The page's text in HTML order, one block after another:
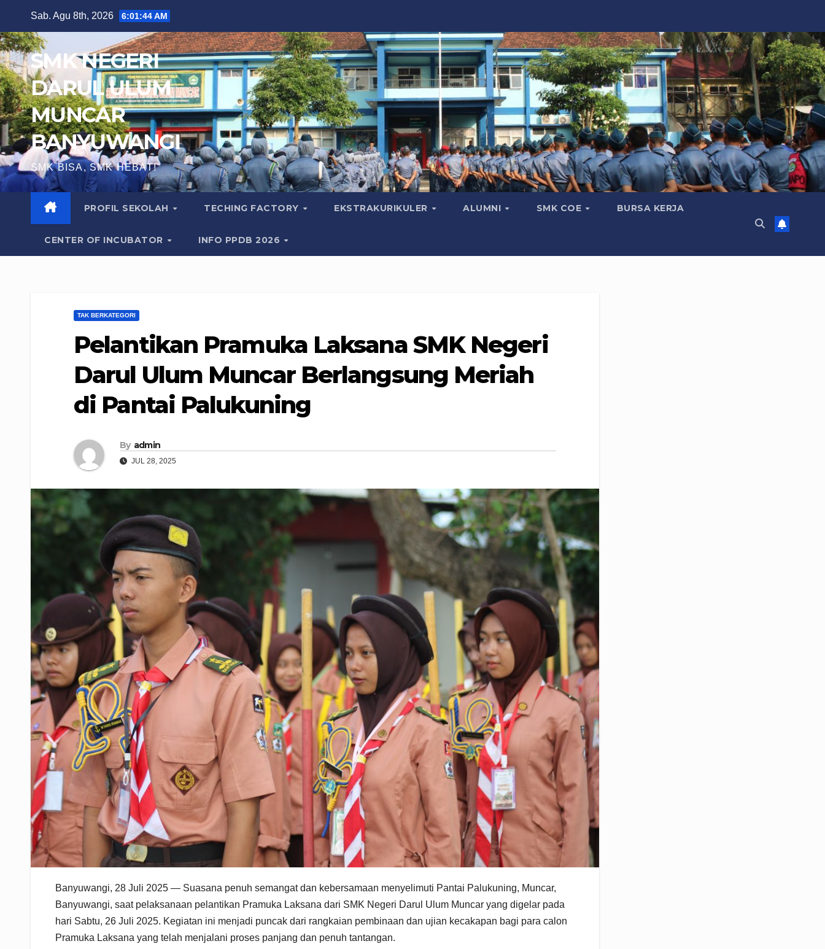
content
Sab. Agu 8th, 2026 6:01:45 AM
SMK NEGERI
DARUL ULUM
MUNCAR
BANYUWANGI
SMK BISA, SMK HEBAT!
PROFIL SEKOLAH TECHING FACTORY EKSTRAKURIKULER ALUMNI SMK COE BURSA KERJA
CENTER OF INCUBATOR INFO PPDB 2026
TAK BERKATEGORI
Pelantikan Pramuka Laksana SMK Negeri
Darul Ulum Muncar Berlangsung Meriah
di Pantai Palukuning
By admin
JUL 28, 2025
Banyuwangi, 28 Juli 2025 — Suasana penuh semangat dan kebersamaan menyelimuti Pantai Palukuning, Muncar,
Banyuwangi, saat pelaksanaan pelantikan Pramuka Laksana dari SMK Negeri Darul Ulum Muncar yang digelar pada
hari Sabtu, 26 Juli 2025. Kegiatan ini menjadi puncak dari rangkaian pembinaan dan ujian kecakapan bagi para calon
Pramuka Laksana yang telah menjalani proses panjang dan penuh tantangan.